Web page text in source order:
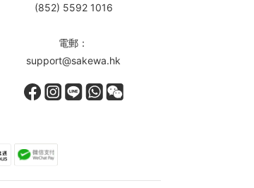
(852) 5592 1016
電郵：
support@sakewa.hk